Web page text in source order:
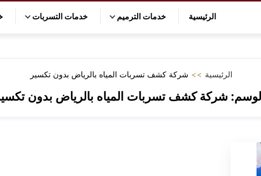
الرئيسية خدمات الترميم خدمات التسربات
الرئيسية >> شركة كشف تسربات المياه بالرياض بدون تكسير
الوسم: شركة كشف تسربات المياه بالرياض بدون